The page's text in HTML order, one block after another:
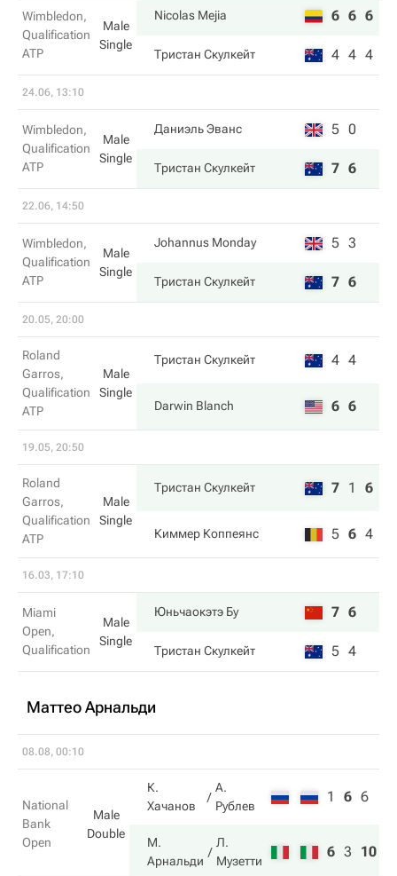
Wimbledon,
Qualification
ATP
Male
Single
Nicolas Mejia 6 6 6
Тристан Скулкейт 4 4 4
24.06, 13:10
Wimbledon,
Qualification
ATP
Male
Single
Даниэль Эванс 5 0
Тристан Скулкейт 7 6
22.06, 14:50
Wimbledon,
Qualification
ATP
Male
Single
Johannus Monday 5 3
Тристан Скулкейт 7 6
20.05, 20:00
Roland
Garros,
Qualification
ATP
Male
Single
Тристан Скулкейт 4 4
Darwin Blanch 6 6
19.05, 20:50
Roland
Garros,
Qualification
ATP
Male
Single
Тристан Скулкейт 7 1 6
Киммер Коппеянс 5 6 4
16.03, 17:10
Miami
Open,
Qualification
Male
Single
Юньчаокэтэ Бу 7 6
Тристан Скулкейт 5 4
Маттео Арнальди
08.08, 00:10
National
Bank
Open
Male
Double
К.
Хачанов
А.
Рублев
1 6 6
М.
Арнальди
Л.
Музетти
6 3 10